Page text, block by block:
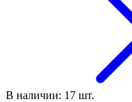
В наличии: 17 шт.